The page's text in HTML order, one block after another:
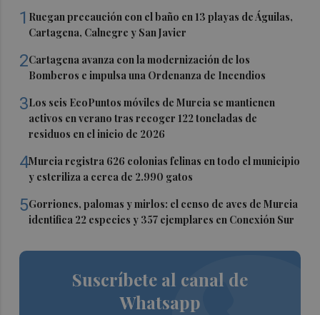
1 Ruegan precaución con el baño en 13 playas de Águilas,
Cartagena, Calnegre y San Javier
2Cartagena avanza con la modernización de los
Bomberos e impulsa una Ordenanza de Incendios
3Los seis EcoPuntos móviles de Murcia se mantienen
activos en verano tras recoger 122 toneladas de
residuos en el inicio de 2026
4Murcia registra 626 colonias felinas en todo el municipio
y esteriliza a cerca de 2.990 gatos
5Gorriones, palomas y mirlos: el censo de aves de Murcia
identifica 22 especies y 357 ejemplares en Conexión Sur
Suscríbete al canal de
Whatsapp